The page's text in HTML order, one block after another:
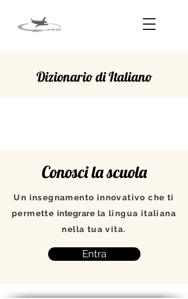
Dizionario di Italiano
Conosci la scuola
Un insegnamento innovativo che ti
permette integrare la lingua italiana
nella tua vita.
Entra